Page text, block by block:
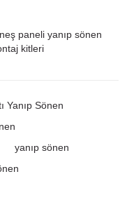
paneli yanıp sönen
kitleri
Yanıp Sönen
yanıp sönen